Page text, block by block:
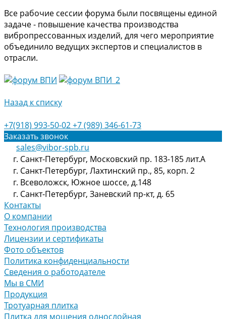
Все рабочие сессии форума были посвящены единой
задаче - повышение качества производства
вибропрессованных изделий, для чего мероприятие
объединило ведущих экспертов и специалистов в
отрасли.
Назад к списку
+7(918) 993-50-02+7 (989) 346-61-73
Заказать звонок
sales@vibor-spb.ru
г. Санкт-Петербург, Московский пр. 183-185 лит.А
г. Санкт-Петербург, Лахтинский пр., 85, корп. 2
г. Всеволожск, Южное шоссе, д.148
г. Санкт-Петербург, Заневский пр-кт, д. 65
Контакты
О компании
Технология производства
Лицензии и сертификаты
Фото объектов
Политика конфиденциальности
Сведения о работодателе
Мы в СМИ
Продукция
Тротуарная плитка
Плитка для мощения однослойная